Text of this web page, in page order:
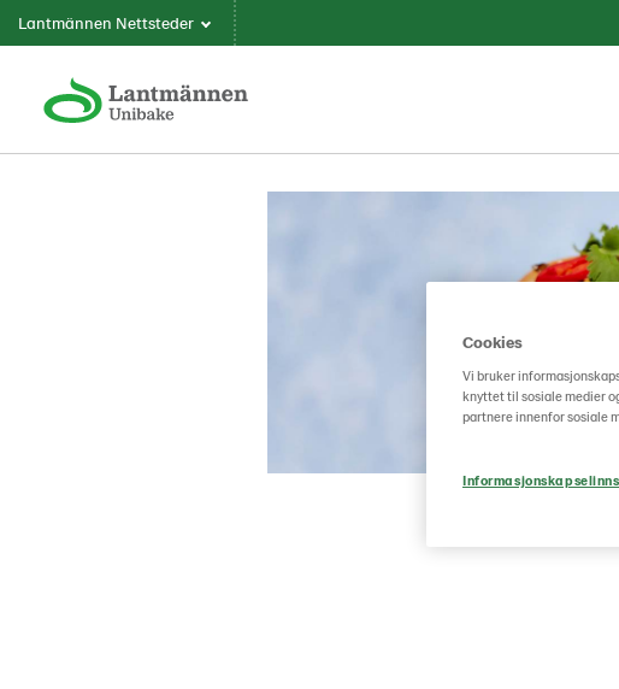
Lantmännen Nettsteder
Cookies
Vi bruker
knyttet til sosiale medier
partnere innenfor sosiale